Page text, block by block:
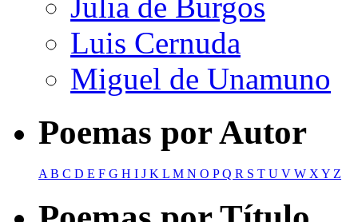
Luis Cernuda
Miguel de Unamuno
Poemas por Autor
AB C D E F G H I J K L M N O PQ R S T U V W XY Z